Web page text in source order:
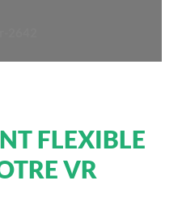
FLEXIBLE
VR